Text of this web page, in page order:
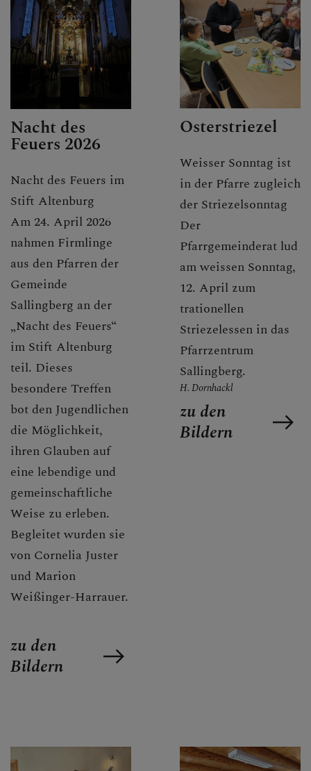
Nacht des
Feuers 2026
Nacht des Feuers im
Stift Altenburg
Am 24. April 2026
nahmen Firmlinge
aus den Pfarren der
Gemeinde
Sallingberg an der
„Nacht des Feuers“
im Stift Altenburg
teil. Dieses
besondere Treffen
bot den Jugendlichen
die Möglichkeit,
ihren Glauben auf
eine lebendige und
gemeinschaftliche
Weise zu erleben.
Begleitet wurden sie
von Cornelia Juster
und Marion
Weißinger-Harrauer.
zu den
Bildern
Osterstriezel
Weisser Sonntag ist
in der Pfarre zugleich
der Striezelsonntag
Der
Pfarrgemeinderat lud
am weissen Sonntag,
12. April zum
trationellen
Striezelessen in das
Pfarrzentrum
Sallingberg.
H. Dornhackl
zu den
Bildern